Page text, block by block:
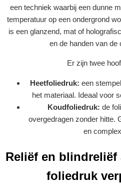
een techniek waarbij een dunne
temperatuur op een ondergrond
is een glanzend, mat of
en de handen van de
Er zijn twee
Heetfoliedruk: een
het materiaal. Ideaal voor
Koudfoliedruk: de
overgedragen zonder hitte.
en
Reliëf en
foliedruk